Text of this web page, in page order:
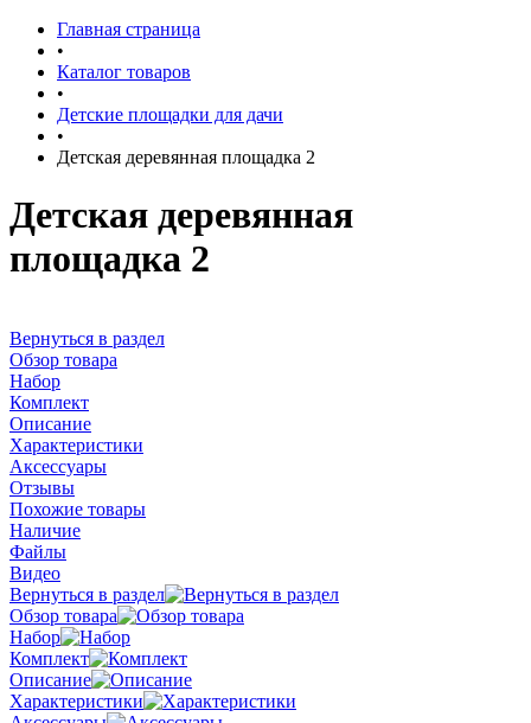
Главная страница
•
Каталог товаров
•
Детские площадки для дачи
•
Детская деревянная площадка 2
Детская деревянная
площадка 2
Вернуться в раздел
Обзор товара
Набор
Комплект
Описание
Характеристики
Аксессуары
Отзывы
Похожие товары
Наличие
Файлы
Видео
Вернуться в раздел
Обзор товара
Набор
Комплект
Описание
Характеристики